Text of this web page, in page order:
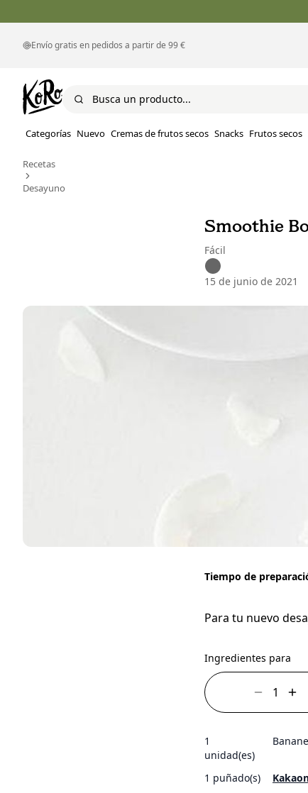
Envío gratis en pedidos a partir de 99 €
Categorías Nuevo Cremas de frutos secos Snacks Frutos secos
Recetas
Desayuno
Smoothie
Fácil
15 de junio de 2021
Tiempo de
Para tu nuevo
Ingredientes para
1
unidad(es)
Banane
1 puñado(s)